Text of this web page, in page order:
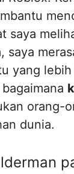
saya
saya
yang lebih
orang-
dunia.